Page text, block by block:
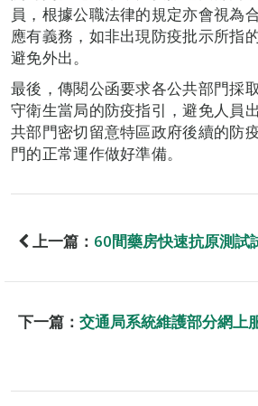
員，根據公職法律的規定亦會視為
應有義務，如非出現防疫批示所指
避免外出。
最後，傳閱公函要求各公共部門採
守衛生當局的防疫指引，避免人員
共部門密切留意特區政府後續的防
門的正常運作做好準備。
上一篇： 60間藥房快速抗原測試
下一篇： 交通局系統維護部分網上